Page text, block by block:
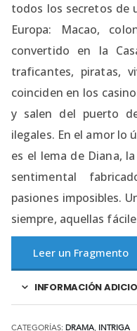
todos los secretos de
Europa: Macao,
convertido en la
traficantes, piratas,
coinciden en los
y salen del puerto
ilegales. En el amor lo
es el lema de Diana,
sentimental
pasiones imposibles.
siempre, aquellas
Leer un Fragmento
INFORMACIÓN
CATEGORÍAS: DRAMA, INTRIGA